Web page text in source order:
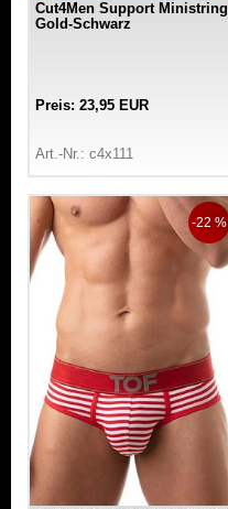
Cut4Men Support Ministring
Gold-Schwarz
Preis: 23,95 EUR
Art.-Nr.: c4x111
-22 %